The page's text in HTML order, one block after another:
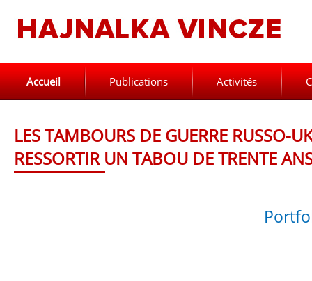
Accueil Publications Activités
LES TAMBOURS DE GUERRE RUSSO-
RESSORTIR UN TABOU DE TRENTE